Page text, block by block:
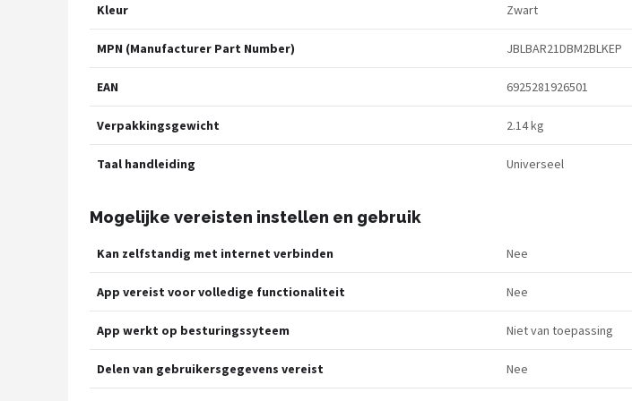
Kleur Zwart
MPN (Manufacturer Part Number) JBLBAR21DBM2BLKEP
EAN 6925281926501
Verpakkingsgewicht 2.14 kg
Taal handleiding Universeel
Mogelijke vereisten instellen en gebruik
Kan zelfstandig met internet verbinden Nee
App vereist voor volledige functionaliteit Nee
App werkt op besturingssyteem Niet van toepassing
Delen van gebruikersgegevens vereist Nee